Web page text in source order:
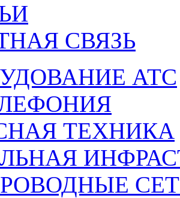
СВЯЗЬ
АТС
ТЕХНИКА